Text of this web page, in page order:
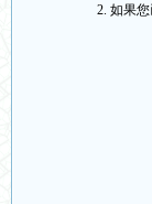
如果